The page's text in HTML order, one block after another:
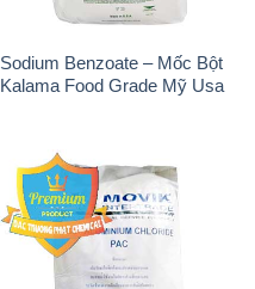
Sodium Benzoate – Mốc Bột
Kalama Food Grade Mỹ Usa